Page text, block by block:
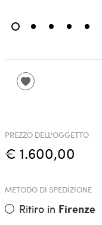
PREZZO DELL'OGGETTO
€ 1.600,00
METODO DI SPEDIZIONE
Ritiro in Firenze